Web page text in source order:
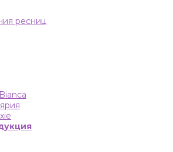
ресниц